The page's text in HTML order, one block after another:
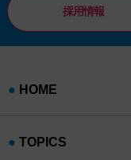
採用情報
HOME
TOPICS